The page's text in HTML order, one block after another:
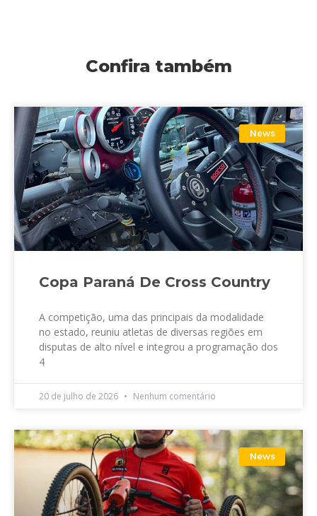
Confira também
News
Copa Paraná De Cross Country
A competição, uma das principais da modalidade
no estado, reuniu atletas de diversas regiões em
disputas de alto nível e integrou a programação dos
4
20 de julho de 2026 Nenhum comentário
News